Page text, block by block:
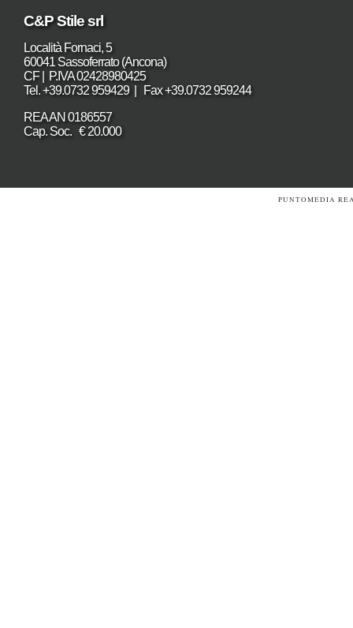
C&P Stile srl
Località Fornaci, 5
60041 Sassoferrato (Ancona)
CF | P.IVA 02428980425
Tel. +39.0732 959429 | Fax +39.0732 959244
REA AN 0186557
Cap. Soc. € 20.000
PUNTOMEDIA